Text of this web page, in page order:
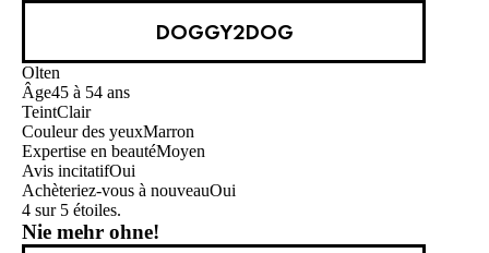
DOGGY2DOG
Olten
Âge45 à 54 ans
TeintClair
Couleur des yeuxMarron
Expertise en beautéMoyen
Avis incitatifOui
Achèteriez-vous à nouveauOui
4 sur 5 étoiles.
Nie mehr ohne!